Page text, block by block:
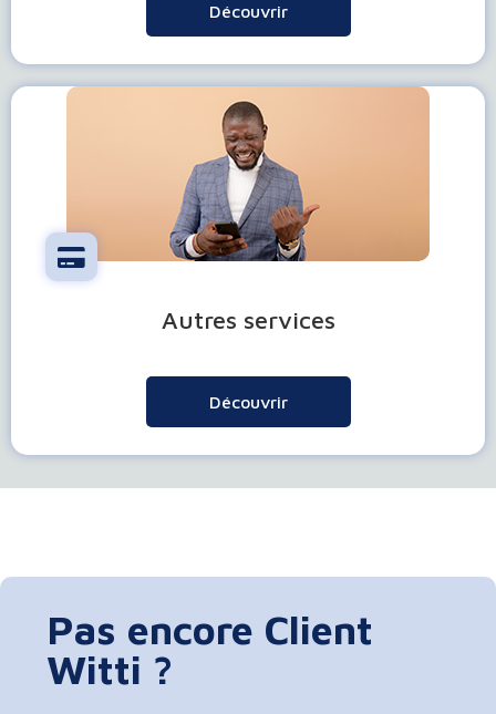
Découvrir
Autres services
Découvrir
Pas encore Client
Witti ?